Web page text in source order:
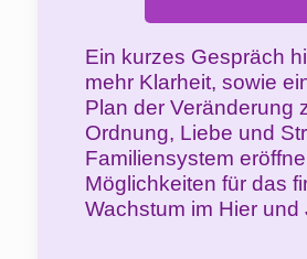
Ein kurzes Gespräch
mehr Klarheit, sowie
Plan der Veränderung
Ordnung, Liebe und
Familiensystem
Möglichkeiten für das
Wachstum im Hier und